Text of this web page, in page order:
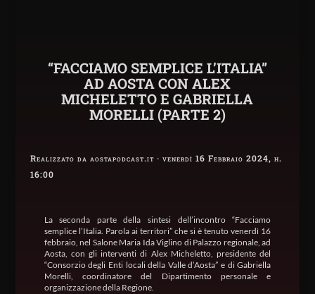
“FACCIAMO SEMPLICE L’ITALIA”
AD AOSTA CON ALEX
MICHELETTO E GABRIELLA
MORELLI (PARTE 2)
Realizzato da aostapodcast.it · venerdì 16 Febbraio 2024, h.
16:00
La seconda parte della sintesi dell’incontro “Facciamo
semplice l’Italia. Parola ai territori” che si è tenuto venerdì 16
febbraio, nel Salone Maria Ida Viglino di Palazzo regionale, ad
Aosta, con gli interventi di Alex Micheletto, presidente del
“Consorzio degli Enti locali della Valle d’Aosta” e di Gabriella
Morelli, coordinatore del Dipartimento personale e
organizzazione della Regione.